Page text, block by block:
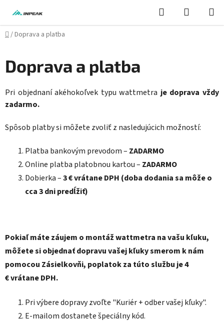
obsah
Hľadať
KOŠÍK
Domov
/Doprava a platba
Doprava a platba
Pri objednaní akéhokoľvek typu wattmetra je doprava vždy
zadarmo.
Spôsob platby si môžete zvoliť z nasledujúcich možností:
Platba bankovým prevodom – ZADARMO
Online platba platobnou kartou – ZADARMO
Dobierka –3 € vrátane DPH (doba dodania sa môže o
cca 3 dni predĺžiť)
Pokiaľ máte záujem o montáž wattmetra na vašu kľuku,
môžete si objednať dopravu vašej kľuky smerom k nám
pomocou Zásielkovňi, poplatok za túto službu je 4
€ vrátane DPH.
Pri výbere dopravy zvoľte "Kuriér + odber vašej kľuky".
E-mailom dostanete špeciálny kód.